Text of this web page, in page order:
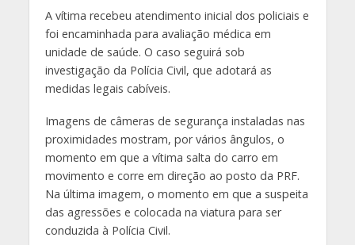
A vítima recebeu atendimento inicial dos policiais e
foi encaminhada para avaliação médica em
unidade de saúde. O caso seguirá sob
investigação da Polícia Civil, que adotará as
medidas legais cabíveis.
Imagens de câmeras de segurança instaladas nas
proximidades mostram, por vários ângulos, o
momento em que a vítima salta do carro em
movimento e corre em direção ao posto da PRF.
Na última imagem, o momento em que a suspeita
das agressões e colocada na viatura para ser
conduzida à Polícia Civil.